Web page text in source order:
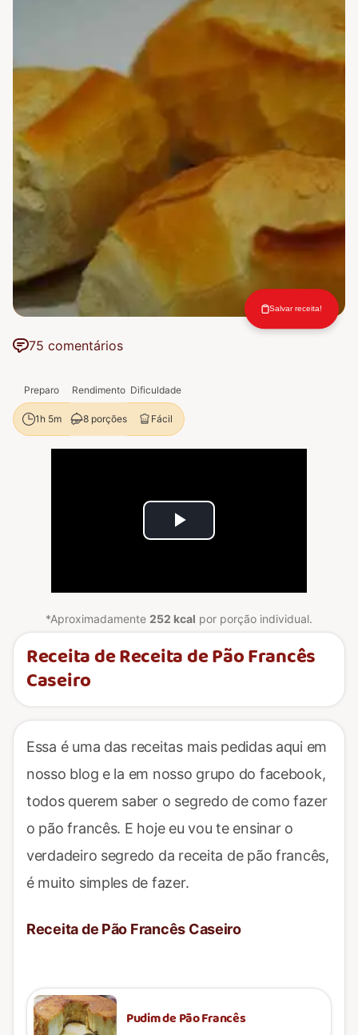
75 comentários
Salvar receita!
Preparo Rendimento Dificuldade
1h 5m 8 porções Fácil
Play
*Aproximadamente 252 kcal por porção individual.
Receita de Receita de Pão Francês
Caseiro
Essa é uma das receitas mais pedidas aqui em
nosso blog e la em nosso grupo do facebook,
todos querem saber o segredo de como fazer
o pão francês. E hoje eu vou te ensinar o
verdadeiro segredo da receita de pão francês,
é muito simples de fazer.
Receita de Pão Francês Caseiro
Pudim de Pão Francês